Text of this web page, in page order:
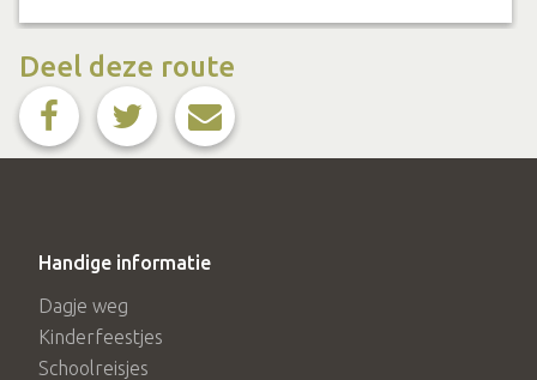
Deel deze route
Handige informatie
Dagje weg
Kinderfeestjes
Schoolreisjes